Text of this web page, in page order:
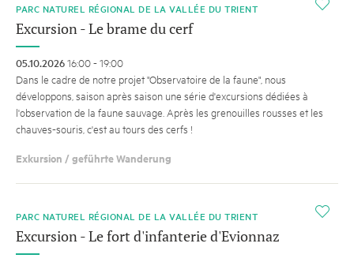
i
PARC NATUREL RÉGIONAL DE LA VALLÉE DU TRIENT
Excursion - Le brame du cerf
05.10.202616:00 - 19:00
Dans le cadre de notre projet "Observatoire de la faune", nous
développons, saison après saison une série d'excursions dédiées à
l'observation de la faune sauvage. Après les grenouilles rousses et les
chauves-souris, c'est au tours des cerfs !
Exkursion / geführte Wanderung
i
PARC NATUREL RÉGIONAL DE LA VALLÉE DU TRIENT
Excursion - Le fort d'infanterie d'Evionnaz